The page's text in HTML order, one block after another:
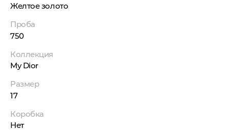
Желтое золото
Проба
750
Коллекция
My Dior
Размер
17
Коробка
Нет